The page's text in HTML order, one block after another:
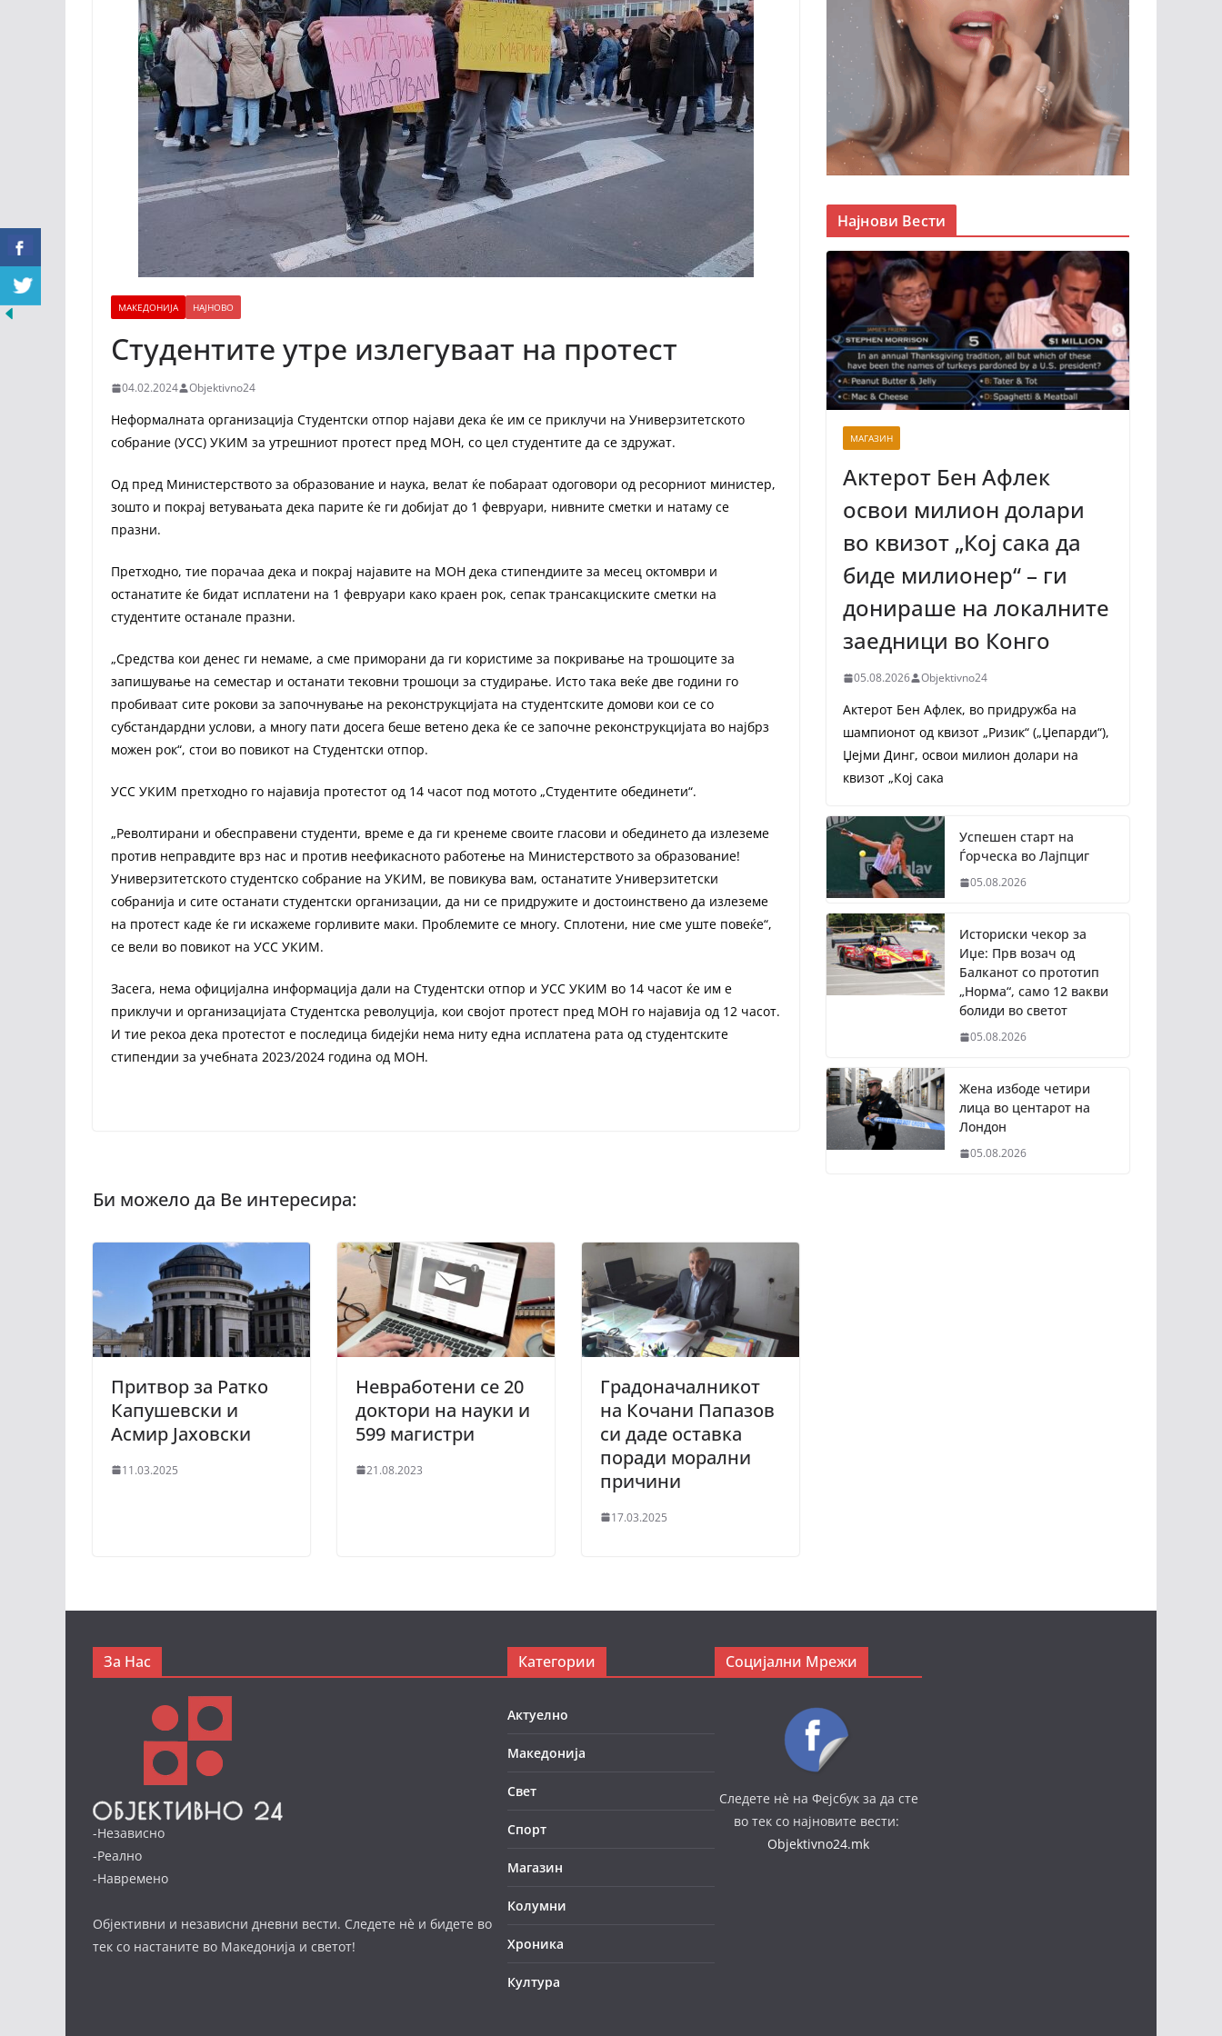
МАКЕДОНИЈА НАЈНОВО
Студентите утре излегуваат на протест
04.02.2024 Objektivno24
Неформалната организација Студентски отпор најави дека ќе им се приклучи на Универзитетското
собрание (УСС) УКИМ за утрешниот протест пред МОН, со цел студентите да се здружат.
Од пред Министерството за образование и наука, велат ќе побараат одоговори од ресорниот министер,
зошто и покрај ветувањата дека парите ќе ги добијат до 1 февруари, нивните сметки и натаму се
празни.
Претходно, тие порачаа дека и покрај најавите на МОН дека стипендиите за месец октомври и
останатите ќе бидат исплатени на 1 февруари како краен рок, сепак трансакциските сметки на
студентите останале празни.
„Средства кои денес ги немаме, а сме приморани да ги користиме за покривање на трошоците за
запишување на семестар и останати тековни трошоци за студирање. Исто така веќе две години го
пробиваат сите рокови за започнување на реконструкцијата на студентските домови кои се со
субстандардни услови, а многу пати досега беше ветено дека ќе се започне реконструкцијата во најбрз
можен рок“, стои во повикот на Студентски отпор.
УСС УКИМ претходно го најавија протестот од 14 часот под мотото „Студентите обединети“.
„Револтирани и обесправени студенти, време е да ги кренеме своите гласови и обединето да излеземе
против неправдите врз нас и против неефикасното работење на Министерството за образование!
Универзитетското студентско собрание на УКИМ, ве повикува вам, останатите Универзитетски
собранија и сите останати студентски организации, да ни се придружите и достоинствено да излеземе
на протест каде ќе ги искажеме горливите маки. Проблемите се многу. Сплотени, ние сме уште повеќе“,
се вели во повикот на УСС УКИМ.
Засега, нема официјална информација дали на Студентски отпор и УСС УКИМ во 14 часот ќе им е
приклучи и организацијата Студентска револуција, кои својот протест пред МОН го најавија од 12 часот.
И тие рекоа дека протестот е последица бидејќи нема ниту една исплатена рата од студентските
стипендии за учебната 2023/2024 година од МОН.
Притвор за Ратко
Капушевски и
Асмир Јаховски
11.03.2025
Невработени се 20
доктори на науки и
599 магистри
21.08.2023
Градоначалникот
на Кочани Папазов
си даде оставка
поради морални
причини
17.03.2025
Најнови Вести
МАГАЗИН
Актерот Бен Афлек
освои милион долари
во квизот „Кој сака да
биде милионер“ – ги
донираше на локалните
заедници во Конго
05.08.2026 Objektivno24
Актерот Бен Афлек, во придружба на
шампионот од квизот „Ризик“ („Џепарди“),
Џејми Динг, освои милион долари на
квизот „Кој сака
Успешен старт на
Ѓорческа во Лајпциг
05.08.2026
Историски чекор за
Иџе: Прв возач од
Балканот со прототип
„Норма“, само 12 вакви
болиди во светот
05.08.2026
Жена избоде четири
лица во центарот на
Лондон
05.08.2026
За Нас
-Независно
-Реално
-Навремено
Објективни и независни дневни вести. Следете нè и бидете во
тек со настаните во Македонија и светот!
Категории
Актуелно
Македонија
Свет
Спорт
Магазин
Колумни
Хроника
Култура
Социјални Мрежи
Следете нè на Фејсбук за да сте
во тек со најновите вести:
Objektivno24.mk